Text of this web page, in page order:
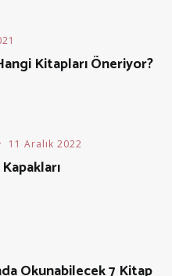
Kitapları Öneriyor?
11 Aralık 2022
Okunabilecek 7 Kitap